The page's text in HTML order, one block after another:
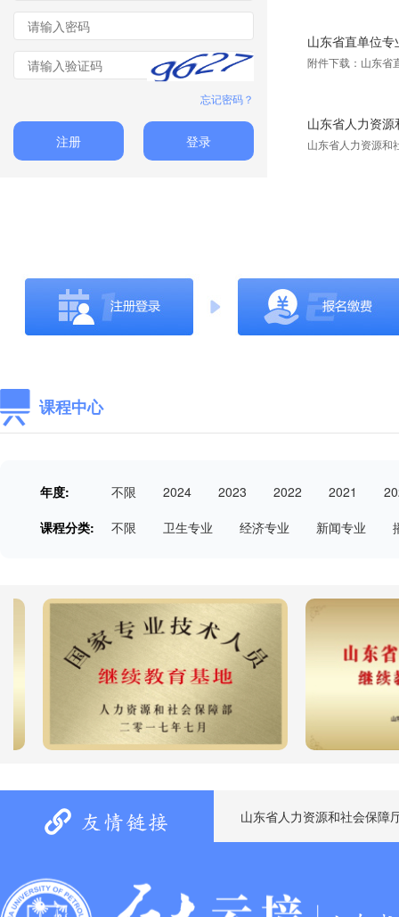
忘记密码？
注册 登录
山东省直单位
附件下载：山东省
山东省人力资
山东省人力资源和
课程中心
年度: 不限 2024 2023 2022 2021
课程分类:
不限 卫生专业 经济专业 新闻专业
山东省人力资源和社会保障